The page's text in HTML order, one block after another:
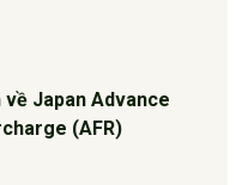
về Japan Advance
(AFR)